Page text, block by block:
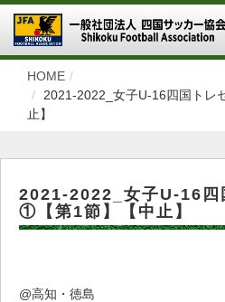
HOME
2021-2022_女子U-16四国トレ
止】
2021-2022_女子U-16四
①【第1節】【中止】
@高知・徳島